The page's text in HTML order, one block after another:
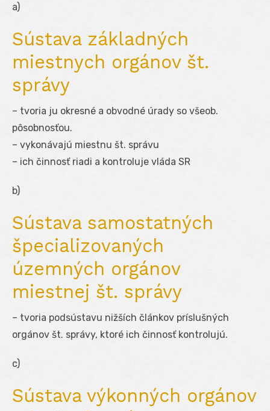
a)
Sústava základných
miestnych orgánov št.
správy
– tvoria ju okresné a obvodné úrady so všeob.
pôsobnosťou.
– vykonávajú miestnu št. správu
– ich činnosť riadi a kontroluje vláda SR
b)
Sústava samostatných
špecializovaných
územných orgánov
miestnej št. správy
– tvoria podsústavu nižších článkov príslušných
orgánov št. správy, ktoré ich činnosť kontrolujú.
c)
Sústava výkonných orgánov